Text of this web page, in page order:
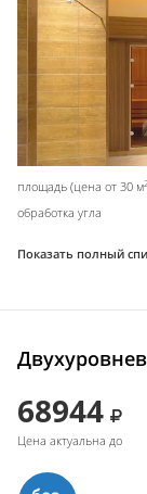
площадь (цена от 30 м2
обработка угла
Показать полный
68944
Цена актуальна до